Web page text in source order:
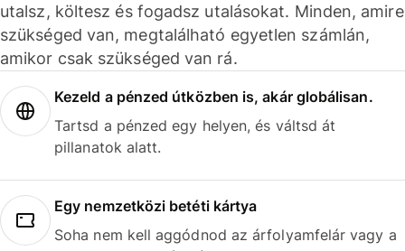
utalsz, költesz és fogadsz utalásokat. Minden, amire
szükséged van, megtalálható egyetlen számlán,
amikor csak szükséged van rá.
Kezeld a pénzed útközben is, akár globálisan.
Tartsd a pénzed egy helyen, és váltsd át
pillanatok alatt.
Egy nemzetközi betéti kártya
Soha nem kell aggódnod az árfolyamfelár vagy a